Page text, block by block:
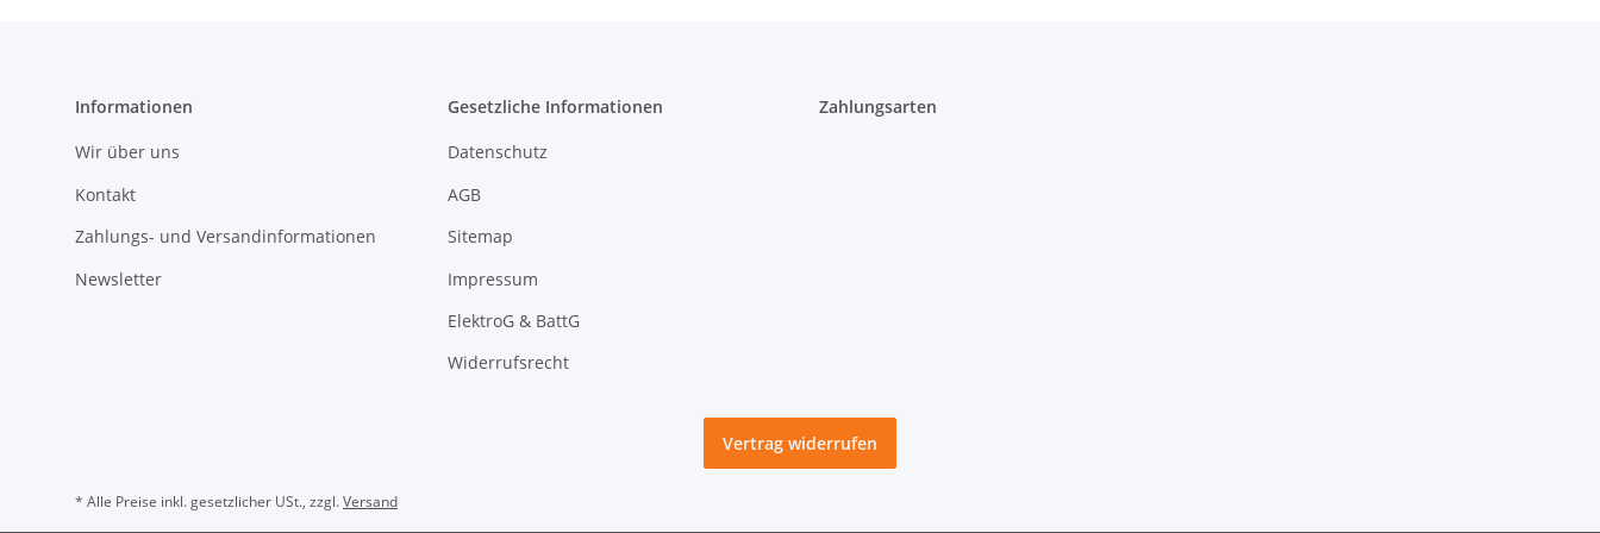
Informationen
Wir über uns
Kontakt
Zahlungs- und Versandinformationen
Newsletter
Gesetzliche Informationen
Datenschutz
AGB
Sitemap
Impressum
ElektroG & BattG
Widerrufsrecht
Zahlungsarten
Vertrag widerrufen
* Alle Preise inkl. gesetzlicher USt., zzgl.Versand